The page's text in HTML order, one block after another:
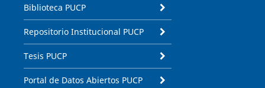
Biblioteca PUCP
Repositorio Institucional PUCP
Tesis PUCP
Portal de Datos Abiertos PUCP